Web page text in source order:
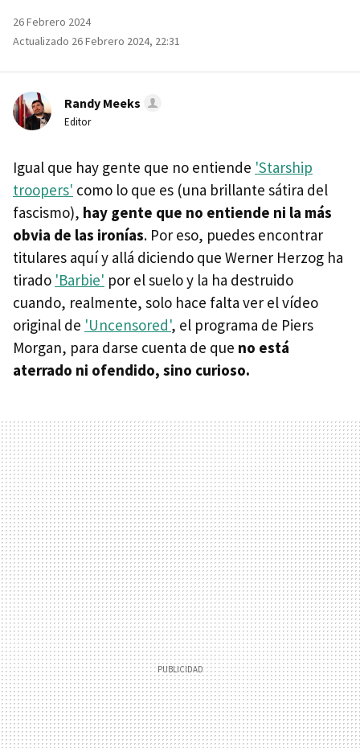
26 Febrero 2024
Actualizado 26 Febrero 2024, 22:31
Randy Meeks
Editor
Igual que hay gente que no entiende 'Starship
troopers' como lo que es (una brillante sátira del
fascismo), hay gente que no entiende ni la más
obvia de las ironías. Por eso, puedes encontrar
titulares aquí y allá diciendo que Werner Herzog ha
tirado 'Barbie' por el suelo y la ha destruido
cuando, realmente, solo hace falta ver el vídeo
original de 'Uncensored', el programa de Piers
Morgan, para darse cuenta de que no está
aterrado ni ofendido, sino curioso.